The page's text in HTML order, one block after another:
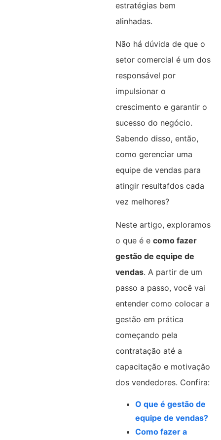
estratégias bem
alinhadas.
Não há dúvida de que o
setor comercial é um dos
responsável por
impulsionar o
crescimento e garantir o
sucesso do negócio.
Sabendo disso, então,
como gerenciar uma
equipe de vendas para
atingir resultafdos cada
vez melhores?
Neste artigo, exploramos
o que é e como fazer
gestão de equipe de
vendas. A partir de um
passo a passo, você vai
entender como colocar a
gestão em prática
começando pela
contratação até a
capacitação e motivação
dos vendedores. Confira:
O que é gestão de
equipe de vendas?
Como fazer a